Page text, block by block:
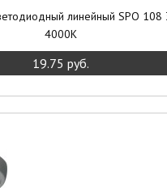
линейный SPO 108
4000K
19.75 руб.